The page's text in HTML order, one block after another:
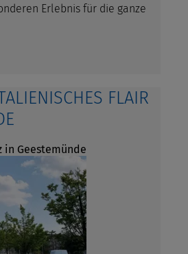
Erlebnis für die ganze
FLAIR
in Geestemünde